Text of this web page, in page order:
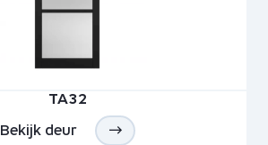
TA32
Bekijk deur